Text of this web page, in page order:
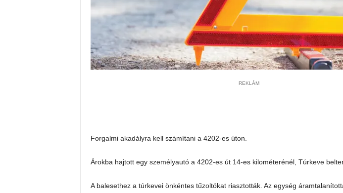
REKLÁM
Forgalmi akadályra kell számítani a 4202-es úton.
Árokba hajtott egy személyautó a 4202-es út 14-es kilométerénél, Túrkeve
A balesethez a túrkevei önkéntes tűzoltókat riasztották. Az egység